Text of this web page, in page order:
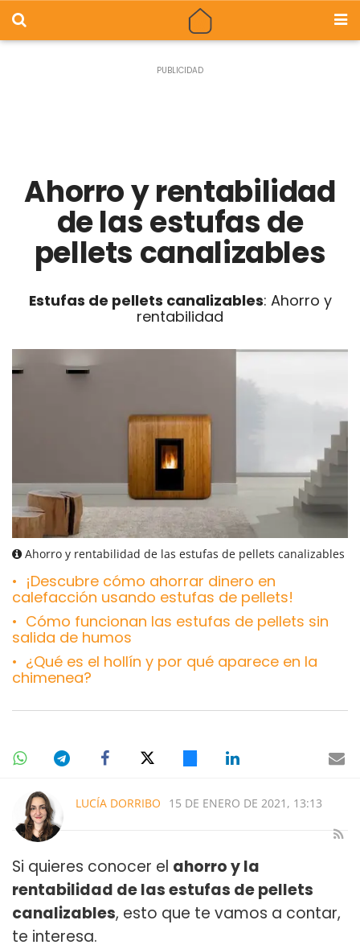
Ahorro y rentabilidad
de las estufas de
pellets canalizables
Estufas de pellets canalizables: Ahorro y
rentabilidad
Ahorro y rentabilidad de las estufas de pellets canalizables
¡Descubre cómo ahorrar dinero en
calefacción usando estufas de pellets!
Cómo funcionan las estufas de pellets sin
salida de humos
¿Qué es el hollín y por qué aparece en la
chimenea?
LUCÍA DORRIBO 15 DE ENERO DE 2021, 13:13
Si quieres conocer el ahorro y la
rentabilidad de las estufas de pellets
canalizables, esto que te vamos a contar,
te interesa.